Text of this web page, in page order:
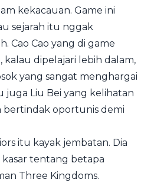
kekacauan. Game ini
sejarah itu nggak
Cao Cao yang di game
kalau dipelajari lebih dalam,
yang sangat menghargai
juga Liu Bei yang kelihatan
bertindak oportunis demi
itu kayak jembatan. Dia
tentang betapa
Three Kingdoms.